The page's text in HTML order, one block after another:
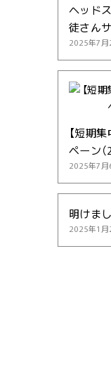
ヘッド
徒さん
2025年7月
【短期
ペーン（
2025年7月
明けま
2025年1月